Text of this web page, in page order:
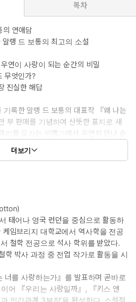
목차
의 연애담
랭 드 보통의 최고의 소설
연이 사랑이 되는 순간의 비밀
무엇인가?
진실한 해답
록한 알랭 드 보통의 대표작 『왜 나는
부 판매를 기념하여 산뜻한 표지로 새
리를 오가는 비행기에서 우연히 만나 순
이에 관한 이 소설은 연인이라는 특별한
운 깊이로 그려내며 출간 직후 전 세계의
통의 이 흥미로운 소설은 사랑에 관한
문학을 끌어들여, 첫 키스부터 말다툼,
또 친밀함과 부드러움부터 불안과 상심
그려냈다.
해온 사랑의 딜레마를 완전히 현대적인
고 도전적인 시도이다. 드 보통은 색다
은 사람들이 겪었을 지극히 평범하고 뻔
현미경 아래에서 찬찬히 뜯어보면서 우
을 세심하게 발견해낸다. 대다수 사람
더보기
태어나 영국 런던을 중심으로 활동하
임브리지 대학교에서 역사학을 전공
철학 전공으로 석사 학위를 받았다.
학 박사 과정 중 전업 작가로 활동을 시
너를 사랑하는가』를 발표하며 곧바로
어 『우리는 사랑일까』, 『키스 앤